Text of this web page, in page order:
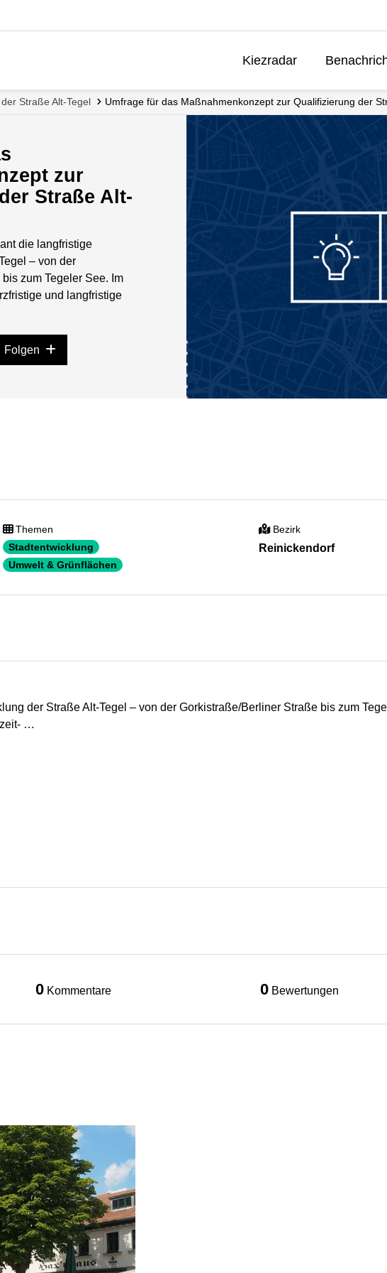
Kiezradar
Straße Alt-Tegel Umfrage für das Maßnahmenkonzept zur Qualifizierung der
zur
Straße Alt-
die langfristige
– von der
zum Tegeler See. Im
und langfristige
Folgen
Themen
Stadtentwicklung
Umwelt & Grünflächen
Bezirk
Reinickendorf
der Straße Alt-Tegel – von der Gorkistraße/Berliner Straße bis zum
…
0 Kommentare 0 Bewertungen